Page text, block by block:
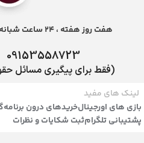
هفت روز هفته ، 24 ساعت شبانه‌روز پاسخگوی شما هستیم
09153558723
(فقط برای پیگیری مسائل
لینک های مفید
بازی های اورجینالخریدهای درون برنامه
پشتیبانی تلگرامثبت شکایات و نظرات